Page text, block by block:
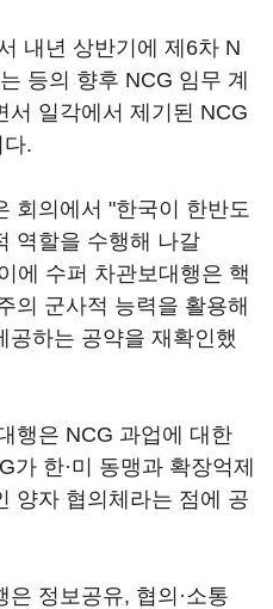
내년 상반기에 제6차 N
등의 향후 NCG 임무 계
서 일각에서 제기된 NCG
.
회의에서 "한국이 한반도
역할을 수행해 나갈
에 수퍼 차관보대행은 핵
의 군사적 능력을 활용해
공하는 공약을 재확인했
행은 NCG 과업에 대한
한·미 동맹과 확장억제
양자 협의체라는 점에 공
정보공유, 협의·소통